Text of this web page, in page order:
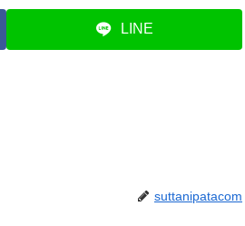
LINE
suttanipatacom